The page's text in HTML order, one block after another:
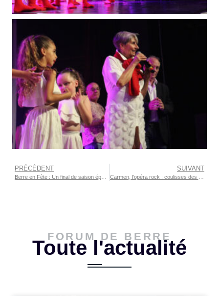
PRÉCÉDENT SUIVANT
FORUM DE BERRE
Toute l'actualité